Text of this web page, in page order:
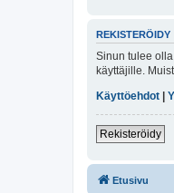
REKISTERÖIDY
Sinun tulee
käyttäjille.
Käyttöehdot |
Rekisteröidy
Etusivu